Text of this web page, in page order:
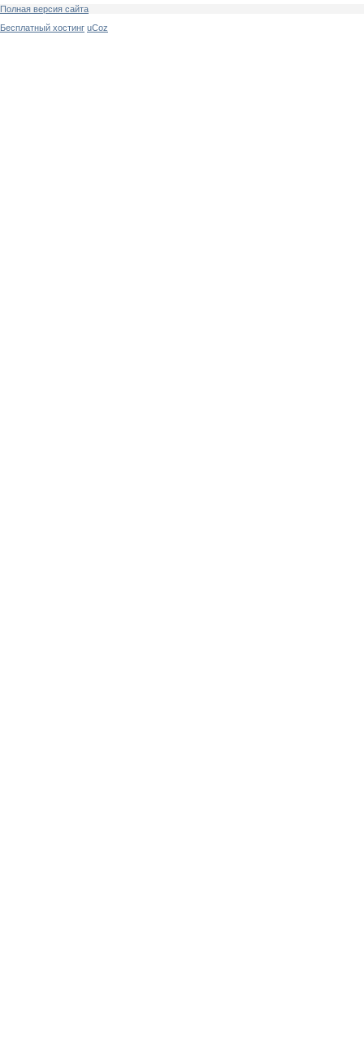
Полная версия сайта
Бесплатный хостинг uCoz